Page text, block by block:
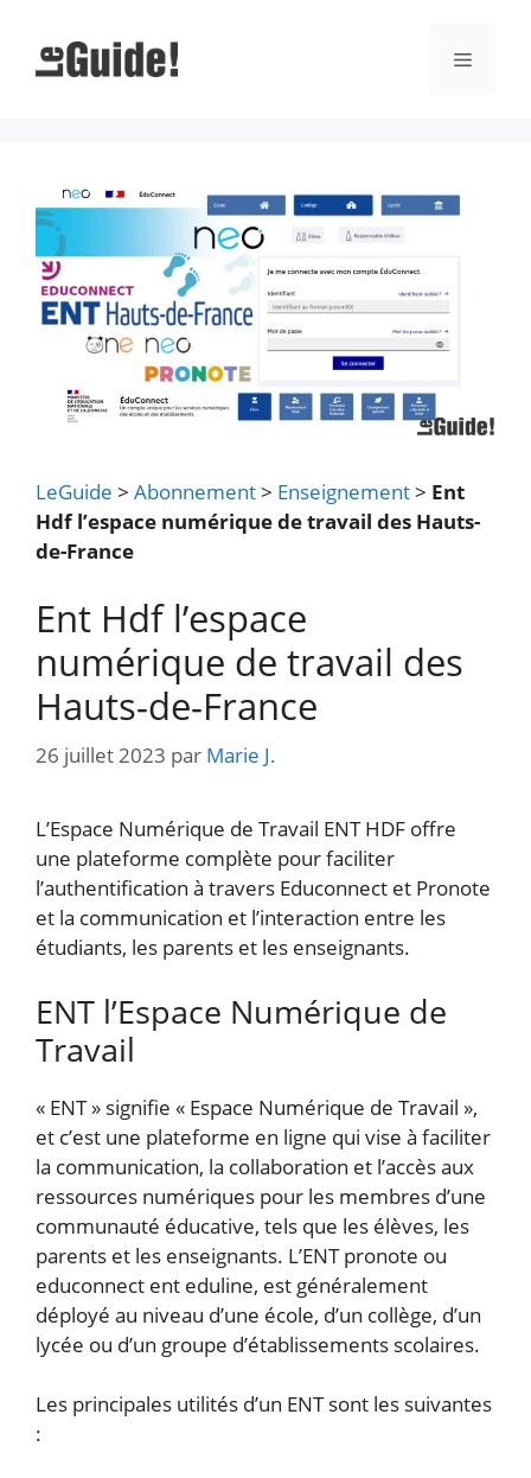
contenu
Menu
LeGuide > Abonnement> Enseignement> Ent
Hdf l’espace numérique de travail des Hauts-
de-France
Ent Hdf l’espace
numérique de travail des
Hauts-de-France
26 juillet 2023 par Marie J.
L’Espace Numérique de Travail ENT HDF offre
une plateforme complète pour faciliter
l’authentification à travers Educonnect et Pronote
et la communication et l’interaction entre les
étudiants, les parents et les enseignants.
ENT l’Espace Numérique de
Travail
« ENT » signifie « Espace Numérique de Travail »,
et c’est une plateforme en ligne qui vise à faciliter
la communication, la collaboration et l’accès aux
ressources numériques pour les membres d’une
communauté éducative, tels que les élèves, les
parents et les enseignants. L’ENT pronote ou
educonnect ent eduline, est généralement
déployé au niveau d’une école, d’un collège, d’un
lycée ou d’un groupe d’établissements scolaires.
Les principales utilités d’un ENT sont les suivantes
: